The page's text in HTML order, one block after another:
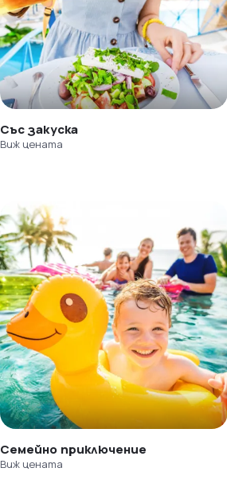
Със закуска
Виж цената
Семейно приключение
Виж цената